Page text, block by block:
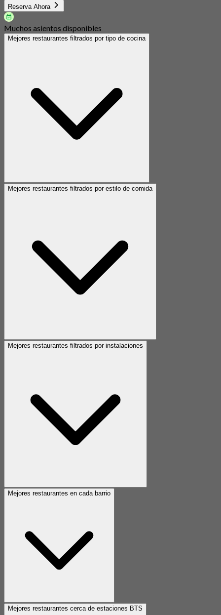
Reserva Ahora
Muchos asientos disponibles
Mejores restaurantes filtrados por tipo de cocina
Mejores restaurantes filtrados por estilo de comida
Mejores restaurantes filtrados por instalaciones
Mejores restaurantes en cada barrio
Mejores restaurantes cerca de estaciones BTS